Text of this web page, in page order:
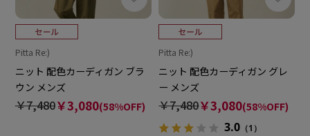
Pitta Re:)
ニット 配色カーディガン ブラ
ウン メンズ
￥7,480￥3,080(58%OFF)
Pitta Re:)
ニット 配色カーディガン グレ
ー メンズ
￥7,480￥3,080(58%OFF)
3.0 （1）